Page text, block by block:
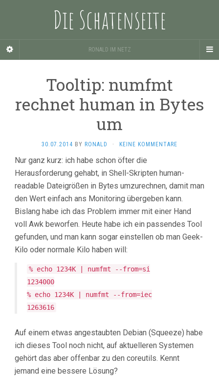
Die Schatenseite
RONALD IM NETZ
Tooltip: numfmt
rechnet human in Bytes
um
30.07.2014 BY RONALD · KEINE KOMMENTARE
Nur ganz kurz: ich habe schon öfter die
Herausforderung gehabt, in Shell-Skripten human-
readable Dateigrößen in Bytes umzurechnen, damit man
den Wert einfach ans Monitoring übergeben kann.
Bislang habe ich das Problem immer mit einer Hand
voll Awk beworfen. Heute habe ich ein passendes Tool
gefunden, und man kann sogar einstellen ob man Geek-
Kilo oder normale Kilo haben will:
% echo 1234K | numfmt --from=si
1234000
% echo 1234K | numfmt --from=iec
1263616
Auf einem etwas angestaubten Debian (Squeeze) habe
ich dieses Tool noch nicht, auf aktuelleren Systemen
gehört das aber offenbar zu den coreutils. Kennt
jemand eine bessere Lösung?